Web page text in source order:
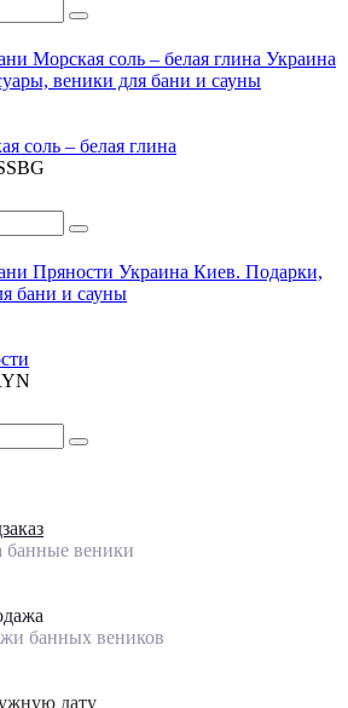
соль – белая глина
банные веники
банных веников
дату